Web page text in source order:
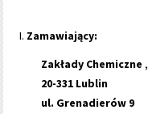
Zamawiający:
Zakłady
20-331 Lublin
ul. Grenadierów 9